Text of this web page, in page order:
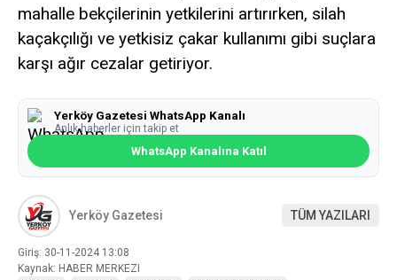
mahalle bekçilerinin yetkilerini artırırken, silah
kaçakçılığı ve yetkisiz çakar kullanımı gibi suçlara
karşı ağır cezalar getiriyor.
Yerköy Gazetesi WhatsApp Kanalı
Anlık haberler için takip et
WhatsApp Kanalına Katıl
Yerköy Gazetesi TÜM YAZILARI
Giriş: 30-11-2024 13:08
Kaynak: HABER MERKEZI